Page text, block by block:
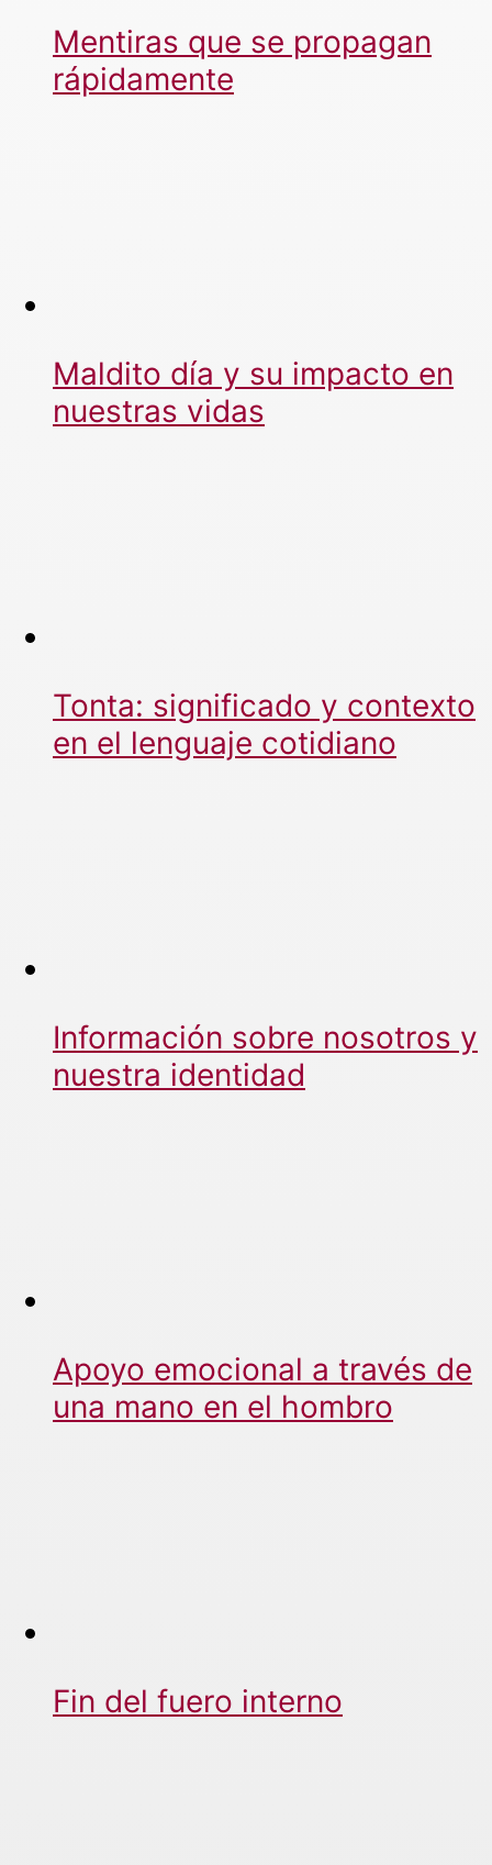
Mentiras que se propagan
rápidamente
Maldito día y su impacto en
nuestras vidas
Tonta: significado y contexto
en el lenguaje cotidiano
Información sobre nosotros y
nuestra identidad
Apoyo emocional a través de
una mano en el hombro
Fin del fuero interno